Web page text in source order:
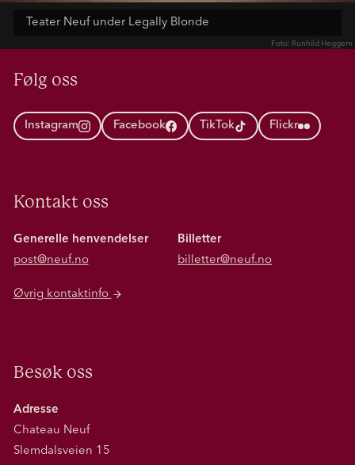
Foto: Runhild Heggem
Teater Neuf under Legally Blonde
Følg oss
Instagram Facebook TikTok Flickr
Kontakt oss
Generelle henvendelser
post@neuf.no
Billetter
billetter@neuf.no
Øvrig kontaktinfo
Besøk oss
Adresse
Chateau Neuf
Slemdalsveien 15